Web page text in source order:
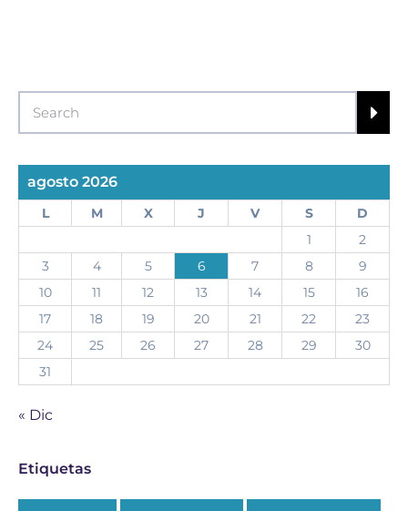
agosto 2026
L M X J V S
D
1
2
3
4 5 6 7 8
9
10
11 12 13 14 15
16
17
18 19 20 21 22
23
24
25 26 27 28 29
30
31
« Dic
Etiquetas